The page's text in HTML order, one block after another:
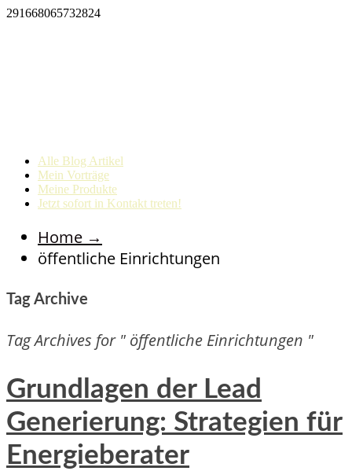
291668065732824
Alle Blog Artikel
Mein Vorträge
Meine Produkte
Jetzt sofort in Kontakt treten!
Home →
öffentliche Einrichtungen
Tag Archive
Tag Archives for " öffentliche Einrichtungen "
Grundlagen der Lead
Generierung: Strategien für
Energieberater